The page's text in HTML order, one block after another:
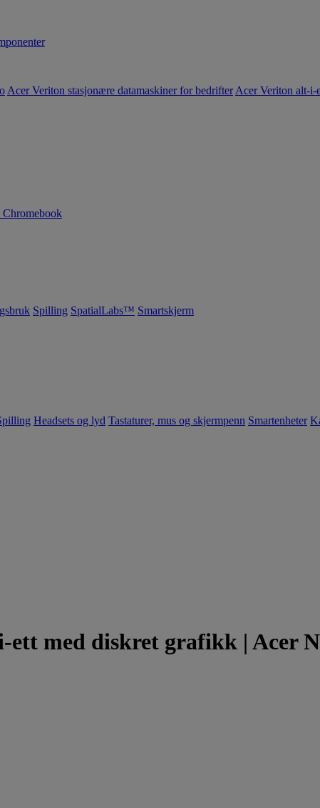
Acer Veriton stasjonære datamaskiner for bedrifter Acer Veriton alt-i-
Spilling SpatialLabs™ Smartskjerm
Headsets og lyd Tastaturer, mus og skjermpenn Smartenheter
med diskret grafikk | Acer